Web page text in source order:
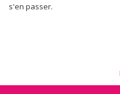
s'en passer.